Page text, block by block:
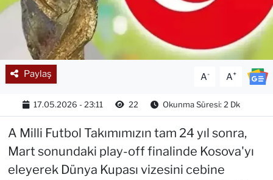
Paylaş A- A+
17.05.2026 - 23:11 22 Okunma Süresi: 2 Dk
A Milli Futbol Takımımızın tam 24 yıl sonra,
Mart sonundaki play-off finalinde Kosova'yı
eleyerek Dünya Kupası vizesini cebine